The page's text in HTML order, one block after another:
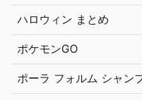
ハロウィン まとめ
ポケモンGO
ポーラ フォルム シャン